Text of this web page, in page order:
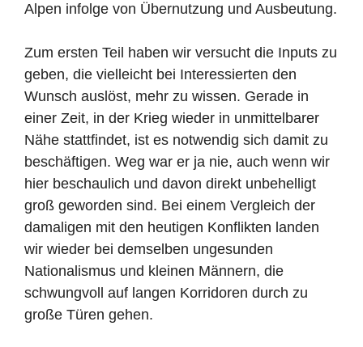
Alpen infolge von Übernutzung und Ausbeutung.
Zum ersten Teil haben wir versucht die Inputs zu
geben, die vielleicht bei Interessierten den
Wunsch auslöst, mehr zu wissen. Gerade in
einer Zeit, in der Krieg wieder in unmittelbarer
Nähe stattfindet, ist es notwendig sich damit zu
beschäftigen. Weg war er ja nie, auch wenn wir
hier beschaulich und davon direkt unbehelligt
groß geworden sind. Bei einem Vergleich der
damaligen mit den heutigen Konflikten landen
wir wieder bei demselben ungesunden
Nationalismus und kleinen Männern, die
schwungvoll auf langen Korridoren durch zu
große Türen gehen.